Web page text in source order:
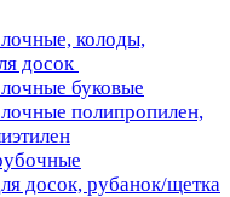
колоды,
досок
буковые
полипропилен,
досок, рубанок/щетка